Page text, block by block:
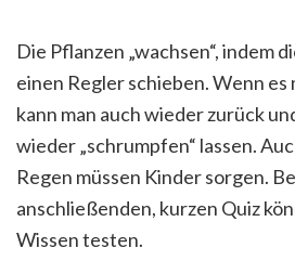
Die Pflanzen „wachsen“, indem
einen Regler schieben. Wenn es
kann man auch wieder zurück
wieder „schrumpfen“ lassen.
Regen müssen Kinder sorgen.
anschließenden, kurzen Quiz
Wissen testen.